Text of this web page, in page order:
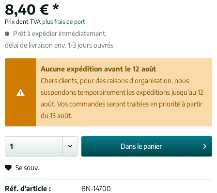
8,40 € *
Prix dont TVA plus frais de port
Prêt à expédier immédiatement,
délai de livraison env. 1-3 jours ouvrés
Aucune expédition avant le 12 août
Chers clients, pour des raisons d'organisation, nous
suspendons temporairement les expéditions jusqu'au 12
août. Vos commandes seront traitées en priorité à partir
du 13 août.
Dans le panier
Se souv.
Réf. d'article :
BN-14700